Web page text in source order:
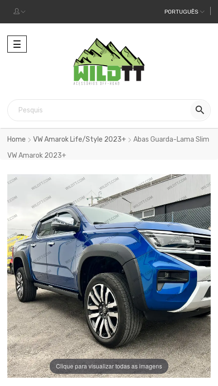
PORTUGUÊS
Alternar
a
☰

Home VW Amarok Life/Style 2023+
Abas Guarda-Lama Slim
VW Amarok 2023+
Clique para visualizar todas as imagens